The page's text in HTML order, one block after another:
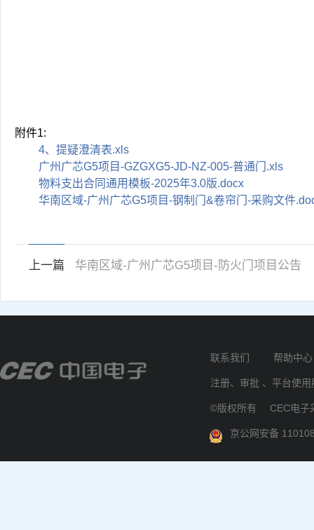
附件1:
4、提疑澄清表.xls
广州广芯G5项目-GZGXG5-JD-NZ-005-普通门.xls
物料支出合同通用模板-2025年3.0版.docx
华南区域-广州广芯G5项目-钢制门&卷帘门-采购文件
上一篇 华南区域-广州广芯G5项目-防火门项目公告
联系我们 帮助中心
注册、审批 、平台使
©版权所有 CEC电子
京公网安备